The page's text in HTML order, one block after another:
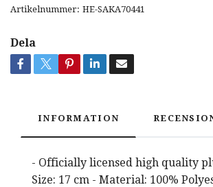
Artikelnummer: HE-SAKA70441
Dela
INFORMATION
- Officially licensed high quality
Size: 17 cm - Material: 100%